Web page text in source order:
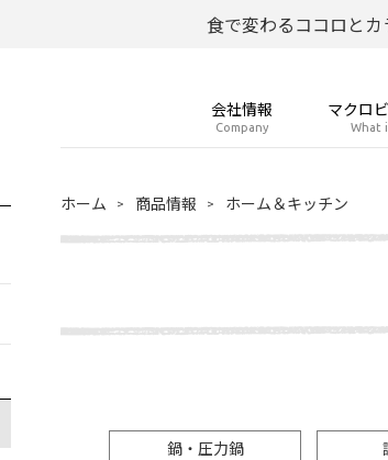
食で変わるココロと
会社情報
Company
マクロ
What
ホーム 商品情報 ホーム＆キッチン
鍋・圧力鍋